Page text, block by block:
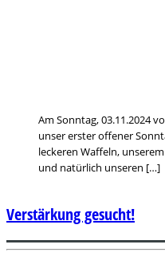
Am Sonntag, 03.11.2024
unser erster offener
leckeren Waffeln,
und natürlich unseren […]
Verstärkung gesucht!